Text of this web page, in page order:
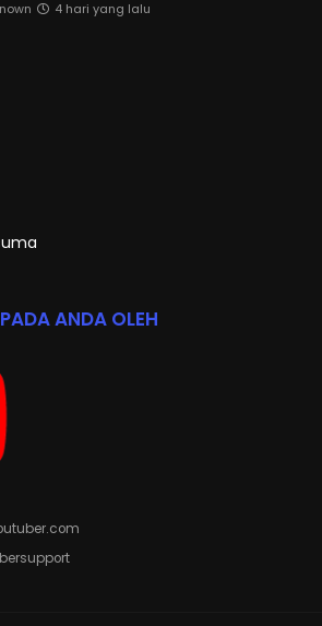
4 hari yang lalu
ANDA OLEH